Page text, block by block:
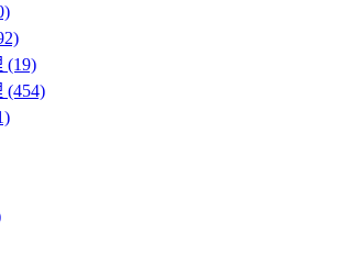
(19)
(454)